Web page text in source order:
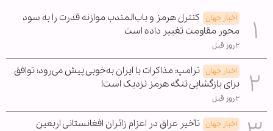
اخبار جهان کنترل هرمز و باب‌المندب موازنه قدرت را به سود
محور مقاومت تغییر داده است
۲ روز قبل
اخبار جهان ترامپ: مذاکرات با ایران به‌خوبی پیش می‌رود؛ توافق
برای بازگشایی تنگه هرمز نزدیک است!
۲ روز قبل
اخبار جهان تأخیر عراق در اعزام زائران افغانستانی اربعین